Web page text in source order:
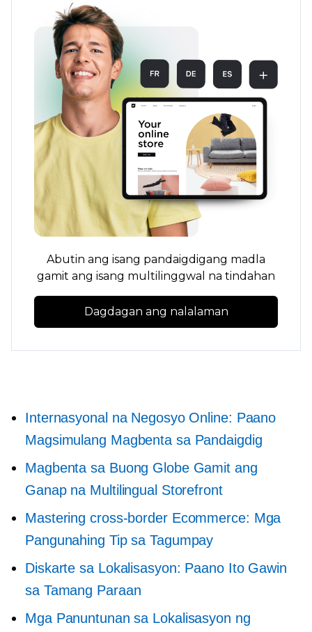
Abutin ang isang pandaigdigang madla
gamit ang isang multilinggwal na tindahan
Dagdagan ang nalalaman
Internasyonal na Negosyo Online: Paano
Magsimulang Magbenta sa Pandaigdig
Magbenta sa Buong Globe Gamit ang
Ganap na Multilingual Storefront
Masteringcross-borderEcommerce: Mga
Pangunahing Tip sa Tagumpay
Diskarte sa Lokalisasyon: Paano Ito Gawin
sa Tamang Paraan
Mga Panuntunan sa Lokalisasyon ng